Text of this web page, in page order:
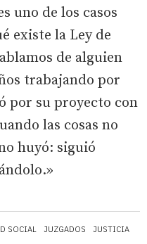
SOCIAL JUZGADOS JUSTICIA
uno de los casos
existe la Ley de
de alguien
trabajando por
por su proyecto con
las cosas no
huyó: siguió